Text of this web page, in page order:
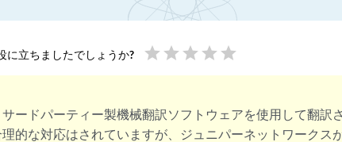
に立ちましたでしょうか? star star star star star
ードパーティー製機械翻訳ソフトウェアを使用して翻訳
的な対応はされていますが、ジュニパーネットワークス